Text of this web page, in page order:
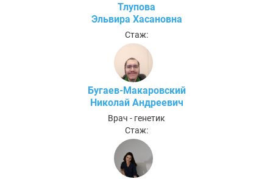
Тлупова
Эльвира Хасановна
Стаж:
Бугаев-Макаровский
Николай Андреевич
Врач - генетик
Стаж: